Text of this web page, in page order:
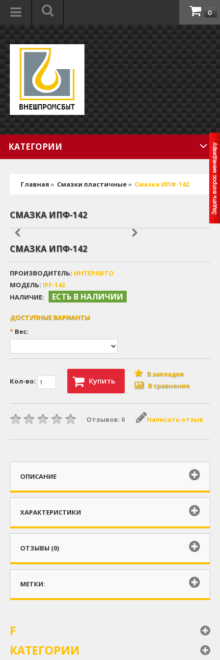
0
КАТЕГОРИИ
Главная » Смазки пластичные» Смазка ИПФ-142
СМАЗКА ИПФ-142
СМАЗКА ИПФ-142
ПРОИЗВОДИТЕЛЬ: ИНТЕРАВТО
МОДЕЛЬ: IPF-142
НАЛИЧИЕ:
ЕСТЬ В НАЛИЧИИ
ДОСТУПНЫЕ ВАРИАНТЫ
* Вес:
Кол-во: Купить
В закладки
В сравнение
Отзывов: 0 Написать отзыв
ОПИСАНИЕ
ХАРАКТЕРИСТИКИ
ОТЗЫВЫ (0)
МЕТКИ:
F
КАТЕГОРИИ